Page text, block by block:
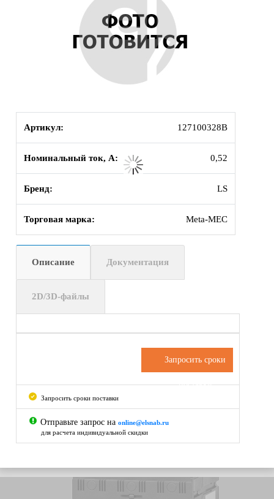
Артикул: 127100328B
Номинальный ток, А: 0,52
Бренд: LS
Торговая марка: Meta-MEC
Описание Документация
2D/3D-файлы
Запросить сроки
поставки
Запросить сроки поставки
Отправьте запрос на online@elsnab.ru
для расчета индивидуальной скидки